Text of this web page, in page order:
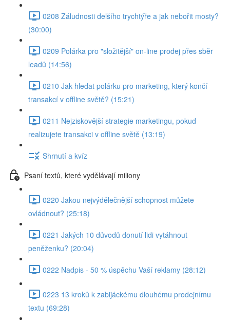
0208 Záludnosti delšího trychtýře a jak nebořit mosty?
(30:00)
0209 Polárka pro "složitější" on-line prodej přes sběr
leadů (14:56)
0210 Jak hledat polárku pro marketing, který končí
transakcí v offline světě? (15:21)
0211 Nejziskovější strategie marketingu, pokud
realizujete transakci v offline světě (13:19)
Shrnutí a kvíz
Psaní textů, které vydělávají miliony
0220 Jakou nejvýdělečnější schopnost můžete
ovládnout? (25:18)
0221 Jakých 10 důvodů donutí lidi vytáhnout
peněženku? (20:04)
0222 Nadpis - 50 % úspěchu Vaší reklamy (28:12)
0223 13 kroků k zabijáckému dlouhému prodejnímu
textu (69:28)